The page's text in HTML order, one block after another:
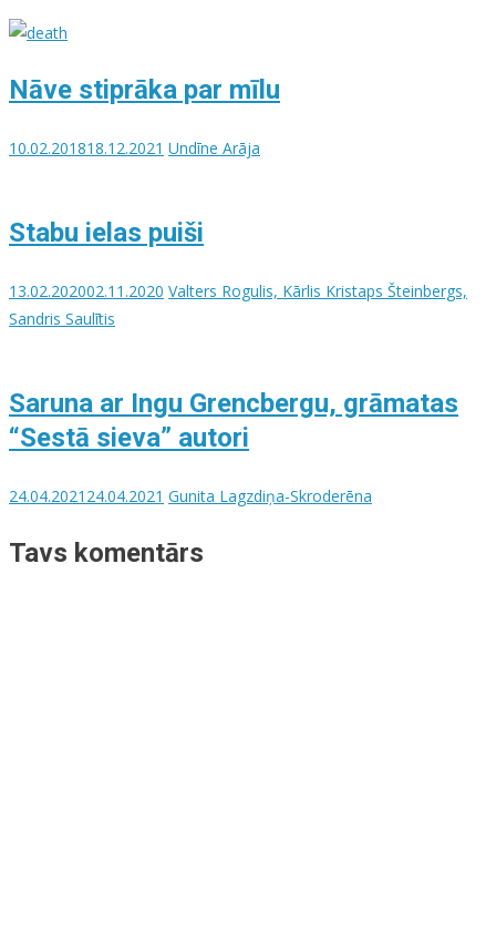
Nāve stiprāka par mīlu
10.02.201818.12.2021 Undīne Arāja
Stabu ielas puiši
13.02.202002.11.2020 Valters Rogulis, Kārlis Kristaps Šteinbergs,
Sandris Saulītis
Saruna ar Ingu Grencbergu, grāmatas
“Sestā sieva” autori
24.04.2021 24.04.2021 Gunita Lagzdiņa-Skroderēna
Tavs komentārs